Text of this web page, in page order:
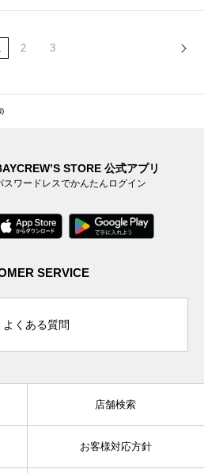
2 3
STORE 公式アプリ
スワードレスでかんたんログイン
SERVICE
よくある質問
店舗検索
お客様対応方針